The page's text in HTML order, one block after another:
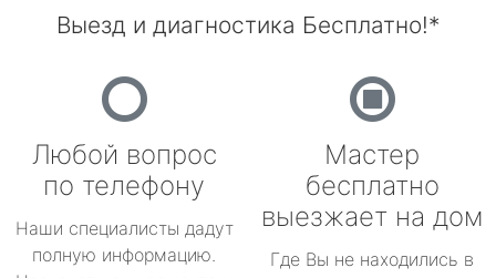
Выезд и диагностика Бесплатно!*
Любой вопрос
по телефону
Наши специалисты дадут
полную информацию.
Мастер
бесплатно
выезжает на дом
Где Вы не находились в